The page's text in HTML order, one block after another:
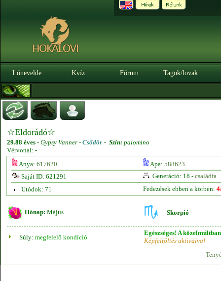
Lónevelde Kvíz Fórum Tagok/lovak
☆Eldorádó☆
29.88 éves - Gypsy Vanner - Csődör - Szín: palomino
Vérvonal: -
Anya: 617620 Apa: 588623
Saját ID: 621291
Generáció: 18 - családfa
Utódok: 71
Fedezések ebben a körben:
Hónap: Május Skorpió
Súly: megfelelő kondíció
Egészséges! A
Képfeltöltés aktiválva!